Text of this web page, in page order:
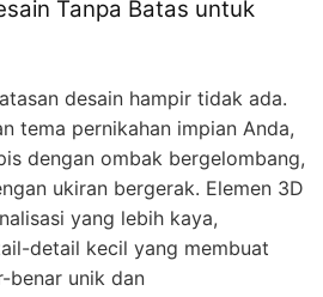
Tanpa Batas untuk
desain hampir tidak ada.
tema pernikahan impian Anda,
dengan ombak bergelombang,
ukiran bergerak. Elemen 3D
yang lebih kaya,
detail kecil yang membuat
benar unik dan